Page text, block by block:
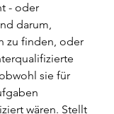
- oder
darum,
zu finden, oder
sie für
wären. Stellt